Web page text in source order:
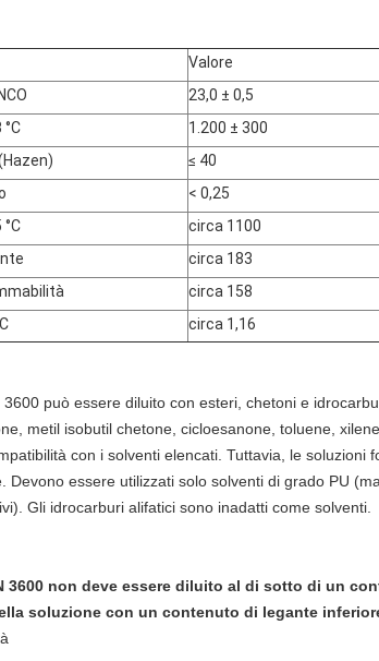
Valore
23,0 ± 0,5
1.200 ± 300
≤ 40
< 0,25
circa 1100
circa 183
circa 158
circa 1,16
può essere diluito con esteri, chetoni e
metil isobutil chetone, cicloesanone, toluene,
con i solventi elencati. Tuttavia, le
Devono essere utilizzati solo solventi di grado PU
Gli idrocarburi alifatici sono inadatti come solventi.
3600 non deve essere diluito al di sotto di un
soluzione con un contenuto di legante